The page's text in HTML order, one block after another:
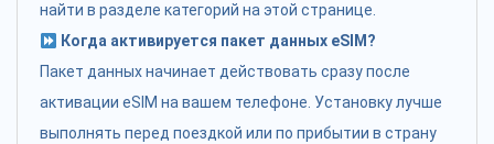
найти в разделе категорий на этой странице.
Когда активируется пакет данных eSIM?
Пакет данных начинает действовать сразу после
активации eSIM на вашем телефоне. Установку лучше
выполнять перед поездкой или по прибытии в страну